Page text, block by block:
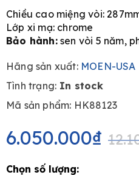
Chiều cao miệng vòi:
Lớp xi mạ: chrome
Bảo hành:sen vòi 5 năm,
Hãng sản xuất:MOEN-USA
Tình trạng: In stock
Mã sản phẩm: HK88123
Original
price
was:
12.100.000₫.
6.050.000₫
Current
price
is:
6.050.000₫.